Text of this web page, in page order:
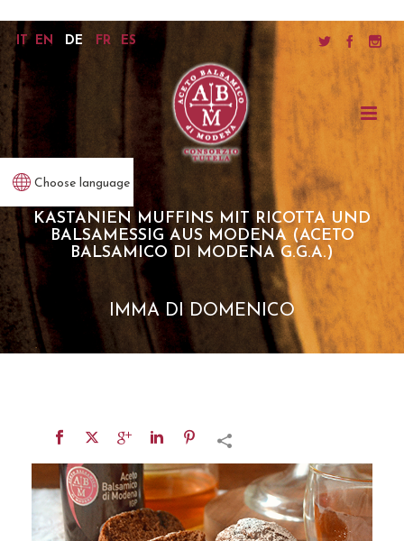
Choose language
KASTANIEN MUFFINS MIT RICOTTA UND
BALSAMESSIG AUS MODENA (ACETO
BALSAMICO DI MODENA G.G.A.)
IMMA DI DOMENICO
IT EN DE FR ES